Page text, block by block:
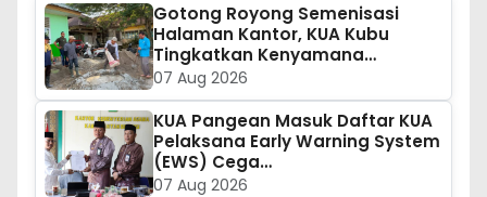
Gotong Royong Semenisasi
Halaman Kantor, KUA Kubu
Tingkatkan Kenyamana…
07 Aug 2026
KUA Pangean Masuk Daftar KUA
Pelaksana Early Warning System
(EWS) Cega…
07 Aug 2026